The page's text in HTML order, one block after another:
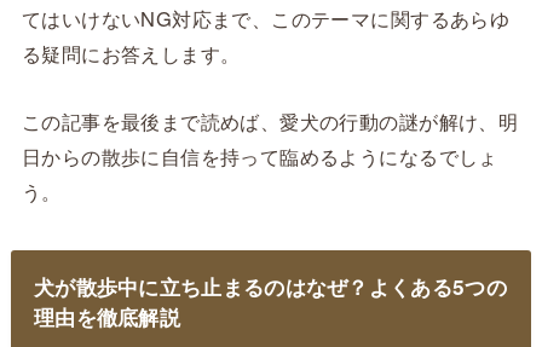
てはいけないNG対応まで、このテーマに関するあらゆ
る疑問にお答えします。
この記事を最後まで読めば、愛犬の行動の謎が解け、明
日からの散歩に自信を持って臨めるようになるでしょ
う。
犬が散歩中に立ち止まるのはなぜ？よくある5つの
理由を徹底解説